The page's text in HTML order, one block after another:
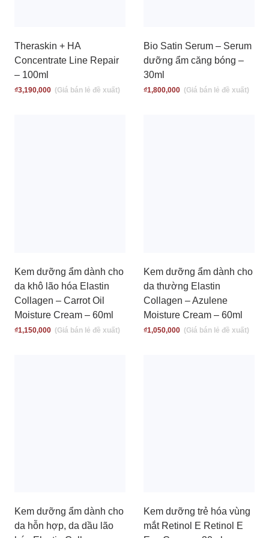
Theraskin + HA
Concentrate Line Repair
– 100ml
₫3,190,000
Bio Satin Serum – Serum
dưỡng ẩm căng bóng –
30ml
₫1,800,000
Kem dưỡng ẩm dành cho
da khô lão hóa Elastin
Collagen – Carrot Oil
Moisture Cream – 60ml
₫1,150,000
Kem dưỡng ẩm dành cho
da thường Elastin
Collagen – Azulene
Moisture Cream – 60ml
₫1,050,000
Kem dưỡng ẩm dành cho
da hỗn hợp, da dầu lão
Kem dưỡng trẻ hóa vùng
mắt Retinol E Retinol E